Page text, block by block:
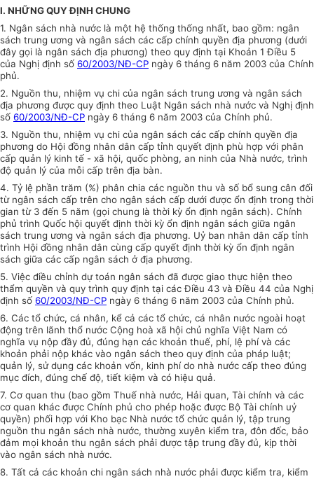
I. NHỮNG QUY ĐỊNH CHUNG
1. Ngân sách nhà nước là một hệ thống thống nhất, bao gồm: ngân
sách trung ương và ngân sách các cấp chính quyền địa phương (dưới
đây gọi là ngân sách địa phương) theo quy định tại Khoản 1 Điều 5
của Nghị định số 60/2003/NĐ-CP ngày 6 tháng 6 năm 2003 của Chính
phủ.
2. Nguồn thu, nhiệm vụ chi của ngân sách trung ương và ngân sách
địa phương được quy định theo Luật Ngân sách nhà nước và Nghị định
số 60/2003/NĐ-CP ngày 6 tháng 6 năm 2003 của Chính phủ.
3. Nguồn thu, nhiệm vụ chi của ngân sách các cấp chính quyền địa
phương do Hội đồng nhân dân cấp tỉnh quyết định phù hợp với phân
cấp quản lý kinh tế - xã hội, quốc phòng, an ninh của Nhà nước, trình
độ quản lý của mỗi cấp trên địa bàn.
4. Tỷ lệ phần trăm (%) phân chia các nguồn thu và số bổ sung cân đối
từ ngân sách cấp trên cho ngân sách cấp dưới được ổn định trong thời
gian từ 3 đến 5 năm (gọi chung là thời kỳ ổn định ngân sách). Chính
phủ trình Quốc hội quyết định thời kỳ ổn định ngân sách giữa ngân
sách trung ương và ngân sách địa phương. Uỷ ban nhân dân cấp tỉnh
trình Hội đồng nhân dân cùng cấp quyết định thời kỳ ổn định ngân
sách giữa các cấp ngân sách ở địa phương.
5. Việc điều chỉnh dự toán ngân sách đã được giao thực hiện theo
thẩm quyền và quy trình quy định tại các Điều 43 và Điều 44 của Nghị
định số 60/2003/NĐ-CP ngày 6 tháng 6 năm 2003 của Chính phủ.
6. Các tổ chức, cá nhân, kể cả các tổ chức, cá nhân nước ngoài hoạt
động trên lãnh thổ nước Cộng hoà xã hội chủ nghĩa Việt Nam có
nghĩa vụ nộp đầy đủ, đúng hạn các khoản thuế, phí, lệ phí và các
khoản phải nộp khác vào ngân sách theo quy định của pháp luật;
quản lý, sử dụng các khoản vốn, kinh phí do nhà nước cấp theo đúng
mục đích, đúng chế độ, tiết kiệm và có hiệu quả.
7. Cơ quan thu (bao gồm Thuế nhà nước, Hải quan, Tài chính và các
cơ quan khác được Chính phủ cho phép hoặc được Bộ Tài chính uỷ
quyền) phối hợp với Kho bạc Nhà nước tổ chức quản lý, tập trung
nguồn thu ngân sách nhà nước, thường xuyên kiểm tra, đôn đốc, bảo
đảm mọi khoản thu ngân sách phải được tập trung đầy đủ, kịp thời
vào ngân sách nhà nước.
8. Tất cả các khoản chi ngân sách nhà nước phải được kiểm tra, kiểm